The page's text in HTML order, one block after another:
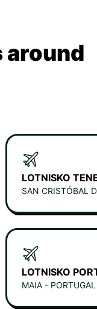
around
LOTNISKO
MAIA - PORTUGAL